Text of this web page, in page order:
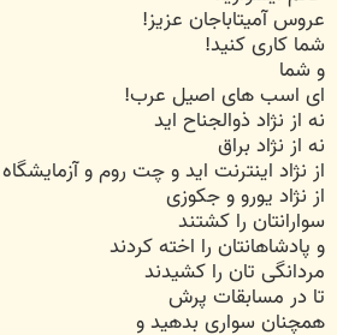
عروس آمیتاباجان عزیز!
شما کاری کنید!
و شما
ای اسب های اصیل عرب!
نه از نژاد ذوالجناح اید
نه از نژاد براق
از نژاد اینترنت اید و چت روم و آزمایشگاه
از نژاد یورو و جکوزی
سوارانتان را کشتند
و پادشاهانتان را اخته کردند
مردانگی تان را کشیدند
تا در مسابقات پرش
همچنان سواری بدهید و